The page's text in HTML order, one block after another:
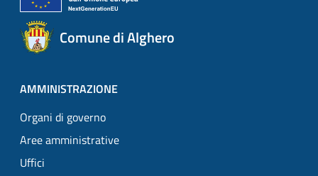
Comune di Alghero
AMMINISTRAZIONE
Organi di governo
Aree amministrative
Uffici